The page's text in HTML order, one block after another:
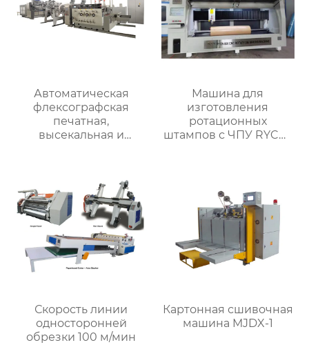
Автоматическая
флексографская
печатная,
высекальная и
RYKM-800
Машина для
изготовления
ротационных
штампов с ЧПУ RYCN-
Скорость линии
односторонней
обрезки 100 м/мин
Картонная сшивочная
машина MJDX-1